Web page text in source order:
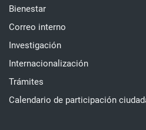
Bienestar
Correo interno
Investigación
Internacionalización
Trámites
Calendario de participación